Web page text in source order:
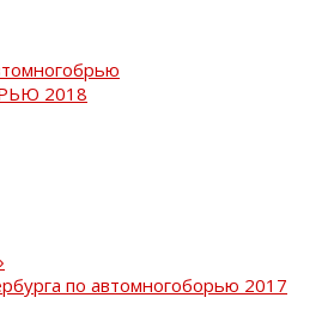
2018
по автомногоборью 2017